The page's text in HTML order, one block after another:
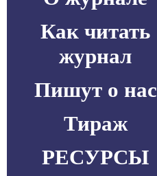
Как читать
журнал
Пишут о нас
Тираж
РЕСУРСЫ